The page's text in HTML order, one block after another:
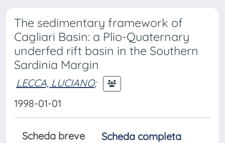
The sedimentary framework of
Cagliari Basin: a Plio-Quaternary
underfed rift basin in the Southern
Sardinia Margin
LECCA, LUCIANO;
1998-01-01
Scheda breve
Scheda completa